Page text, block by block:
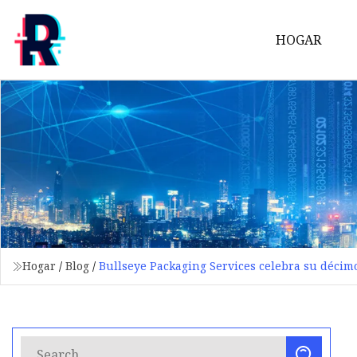
HOGAR
Hogar / Blog / Bullseye Packaging Services celebra su